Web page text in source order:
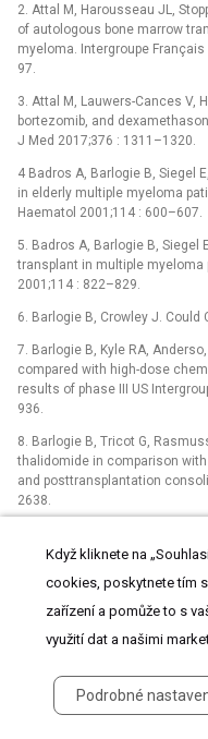
2. Attal M, Harousseau JL,
of autologous bone marrow
myeloma. Intergroupe
97.
3. Attal M, Lauwers-Cances V,
bortezomib, and
J Med 2017;376 : 1311–1320.
4 Badros A, Barlogie B, Siegel
in elderly multiple myeloma
Haematol 2001;114 : 600–607.
5. Badros A, Barlogie B, Siegel
transplant in multiple myeloma
2001;114 : 822–829.
6. Barlogie B, Crowley J. Could
7. Barlogie B, Kyle RA,
compared with high-dose
results of phase III US
936.
8. Barlogie B, Tricot G,
thalidomide in comparison
and posttransplantation
2638.
autologous transplantation
10. Björkstrand B. European
autotransplantation/
chemotherapy in multiple
chemotherapy. Definitive
Když kliknete na
cookies, poskytnete tím
zařízení a pomůže to s
využití dat a našimi
Podrobné